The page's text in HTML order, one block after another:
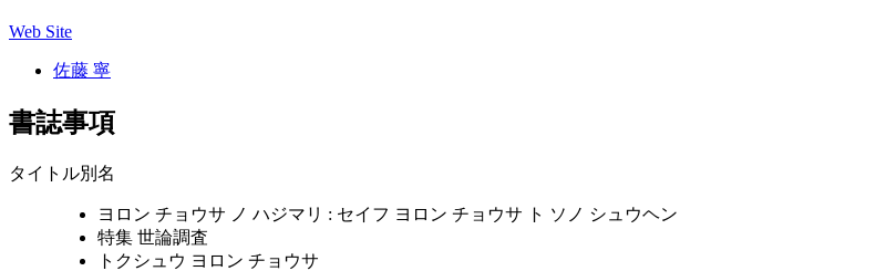
Web Site
佐藤 寧
書誌事項
タイトル別名
ヨロン チョウサ ノ ハジマリ : セイフ ヨロン チョウサ ト ソノ シュウヘン
特集 世論調査
トクシュウ ヨロン チョウサ